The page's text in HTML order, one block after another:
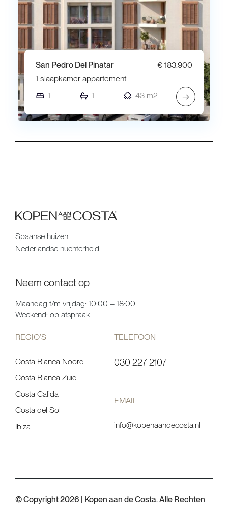
San Pedro Del Pinatar
€ 183.900
1 slaapkamer appartement
1
1 43 m2 →
Spaanse huizen,
Nederlandse nuchterheid.
Neem contact op
Maandag t/m vrijdag: 10:00 – 18:00
Weekend: op afspraak
REGIO’S
Costa Blanca Noord
Costa Blanca Zuid
Costa Calida
Costa del Sol
Ibiza
TELEFOON
030 227 2107
EMAIL
info@kopenaandecosta.nl
© Copyright 2026 | Kopen aan de Costa. Alle Rechten